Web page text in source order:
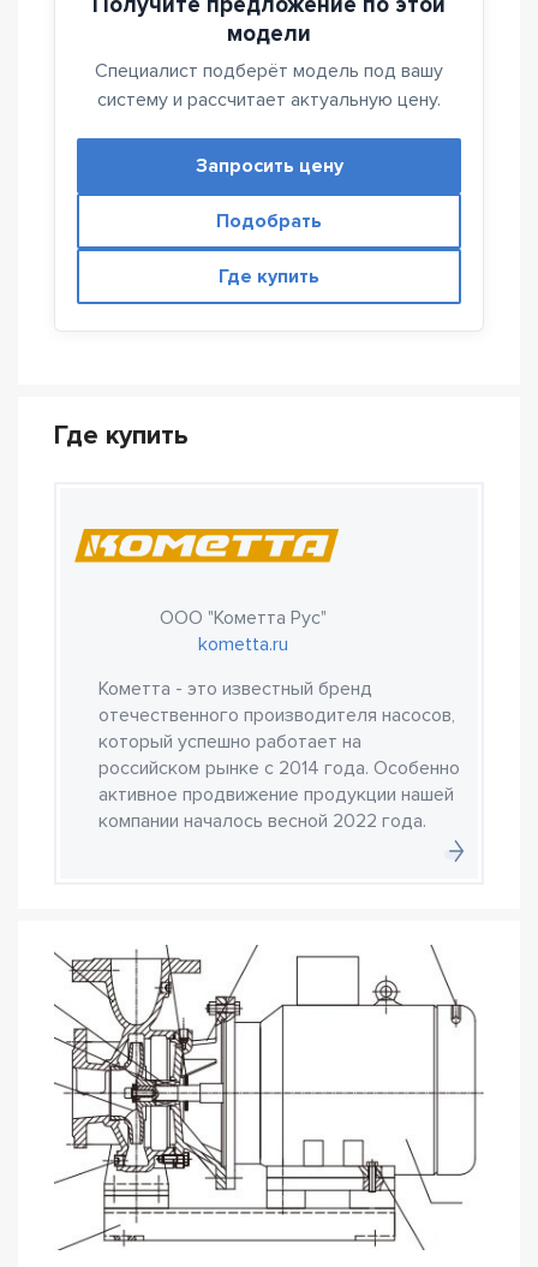
модели
Специалист подберёт модель под вашу
систему и рассчитает актуальную цену.
Запросить цену
Подобрать
Где купить
Где купить
ООО "Кометта Рус"
kometta.ru
Кометта - это известный бренд
отечественного производителя насосов,
который успешно работает на
российском рынке с 2014 года. Особенно
активное продвижение продукции нашей
компании началось весной 2022 года.